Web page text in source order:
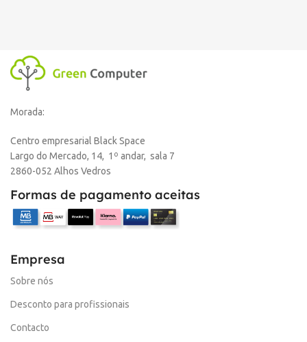
Morada:
Centro empresarial Black Space
Largo do Mercado, 14, 1º andar, sala 7
2860-052 Alhos Vedros
Formas de pagamento aceitas
Empresa
Sobre nós
Desconto para profissionais
Contacto